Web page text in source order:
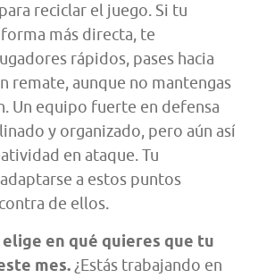
reciclar el juego. Si tu
más directa, te
rápidos, pases hacia
remate, aunque no mantengas
Un equipo fuerte en defensa
y organizado, pero aún así
en ataque. Tu
a estos puntos
de ellos.
en qué quieres que tu
mes. ¿Estás trabajando en